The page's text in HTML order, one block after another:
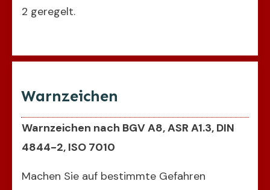
2 geregelt.
Warnzeichen
Warnzeichen nach BGV A8, ASR A1.3, DIN
4844-2, ISO 7010
Machen Sie auf bestimmte Gefahren